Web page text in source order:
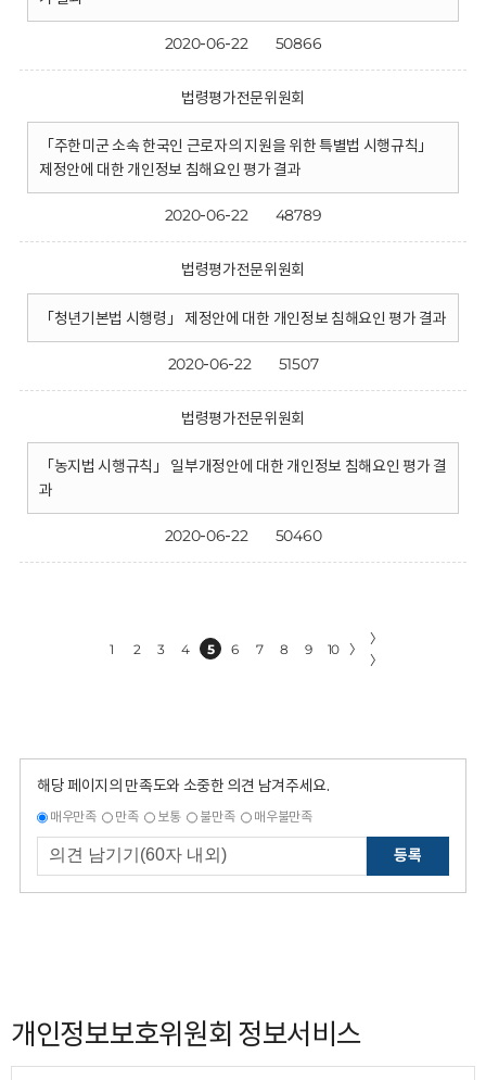
2020-06-22 50866
법령평가전문위원회
「주한미군 소속 한국인 근로자의 지원을 위한 특별법 시행규칙」
제정안에 대한 개인정보 침해요인 평가 결과
2020-06-22 48789
법령평가전문위원회
「청년기본법 시행령」 제정안에 대한 개인정보 침해요인 평가 결과
2020-06-22 51507
법령평가전문위원회
「농지법 시행규칙」 일부개정안에 대한 개인정보 침해요인 평가 결
과
2020-06-22 50460
1 2 3 4 5 6 7 8 9 10 〉
〉
〉
해당 페이지의 만족도와 소중한 의견 남겨주세요.
매우만족 만족 보통 불만족 매우불만족
등록
개인정보보호위원회 정보서비스